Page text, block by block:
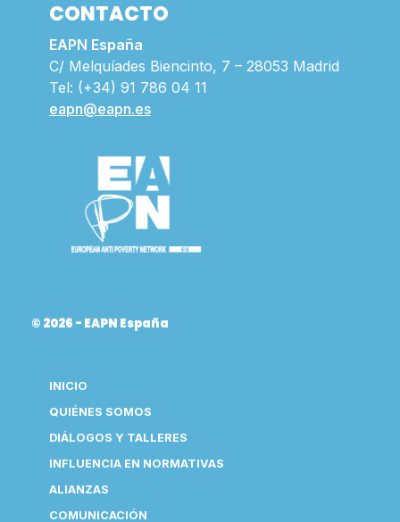
CONTACTO
EAPN España
C/ Melquíades Biencinto, 7 – 28053 Madrid
Tel: (+34) 91 786 04 11
eapn@eapn.es
© 2026 - EAPN España
INICIO
QUIÉNES SOMOS
DIÁLOGOS Y TALLERES
INFLUENCIA EN NORMATIVAS
ALIANZAS
COMUNICACIÓN